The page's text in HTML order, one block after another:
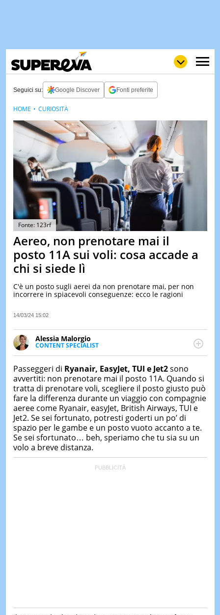
LOLGULP
WOW
POP
NEWS
TEST
DI
IERI
Seguici su: Google Discover Fonti preferite
Fonte: 123rf
Aereo, non prenotare mai il
posto 11A sui voli: cosa accade a
chi si siede lì
C'è un posto sugli aerei da non prenotare mai, per non
incorrere in spiacevoli conseguenze: ecco le ragioni
14/03/24 15:02
Alessia Malorgio
CONTENT SPECIALIST
Ha conseguito un Master in Marketing Management
occupa della creazione di contenuti in ottica SEO e
dello sviluppo di strategie marketing attraverso
canali digitali.
HOME CURIOSITÀ
Passeggeri di Ryanair, EasyJet, TUI e Jet2sono
avvertiti: non prenotare mai il posto 11A. Quando si
tratta di prenotare voli, scegliere il posto giusto può
fare la differenza durante un viaggio con compagnie
aeree come Ryanair, easyJet, British Airways, TUI e
Jet2. Se sei fortunato, potresti goderti un po’ di
spazio per le gambe e un posto vuoto accanto a te.
Se sei sfortunato… beh, speriamo che tu sia su un
volo a breve distanza.